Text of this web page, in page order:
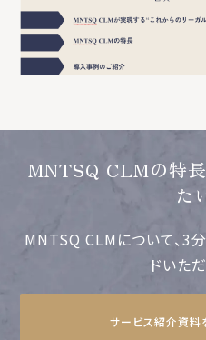
MNTSQ CLMの特
た
MNTSQ CLMについて、3
ドいた
サービス紹介資料